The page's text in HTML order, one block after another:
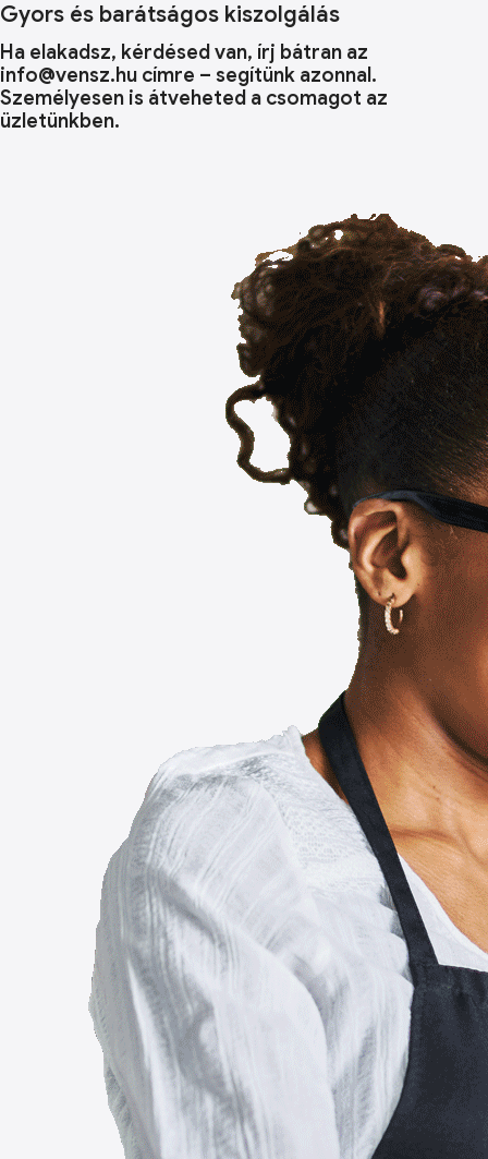
Gyors és barátságos kiszolgálás
Ha elakadsz, kérdésed van, írj bátran az
info@vensz.hu címre – segítünk azonnal.
Személyesen is átveheted a csomagot az
üzletünkben.